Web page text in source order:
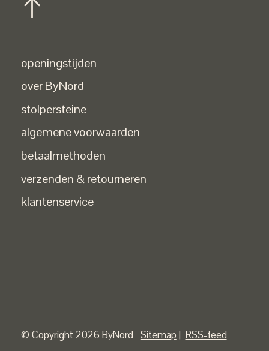
openingstijden
over ByNord
stolpersteine
algemene voorwaarden
betaalmethoden
verzenden & retourneren
klantenservice
© Copyright 2026 ByNord Sitemap RSS-feed